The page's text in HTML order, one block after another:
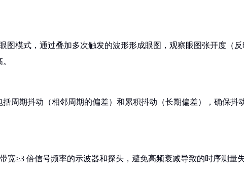
图模式，通过叠加多次触发的波形形成眼图，观察眼图张开度（反
周期抖动（相邻周期的偏差）和累积抖动（长期偏差），确保抖
宽≥3 倍信号频率的示波器和探头，避免高频衰减导致的时序测量